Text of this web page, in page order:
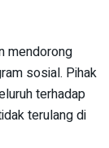
mendorong
sosial. Pihak
terhadap
terulang di